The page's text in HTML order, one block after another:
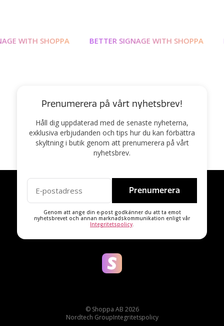
SHOPPA BETTER SIGNAGE WITH SHOPPA
Prenumerera på vårt nyhetsbrev!
Håll dig uppdaterad med de senaste nyheterna,
exklusiva erbjudanden och tips hur du kan förbättra
skyltning i butik genom att prenumerera på vårt
nyhetsbrev.
Prenumerera
Genom att ange din e-post godkänner du att ta emot
nyhetsbrevet och annan marknadskommunikation enligt vår
Integritetspolicy.
© Shoppa AB 2026
Nordtech GroupIntegritetspolicy